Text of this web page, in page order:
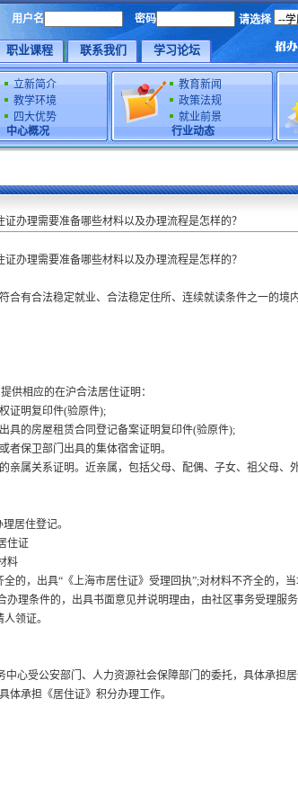
用户名 密码 请选择
职业课程 联系我们 学习论坛
立新简介
教学环境
四大优势
中心概况
教育新闻
政策法规
就业前景
行业动态
证办理需要准备哪些材料以及办理流程是怎样的？
证办理需要准备哪些材料以及办理流程是怎样的？
合有合法稳定就业、合法稳定住所、连续就读条件之一的境
供相应的在沪合法居住证明：
证明复印件(验原件);
具的房屋租赁合同登记备案证明复印件(验原件);
者保卫部门出具的集体宿舍证明。
亲属关系证明。近亲属，包括父母、配偶、子女、祖父母、
居住登记。
住证
料
的，出具“《上海市居住证》受理回执”;对材料不齐全的，当
办理条件的，出具书面意见并说明理由，由社区事务受理服务
领证。
中心受公安部门、人力资源社会保障部门的委托，具体承担
体承担《居住证》积分办理工作。